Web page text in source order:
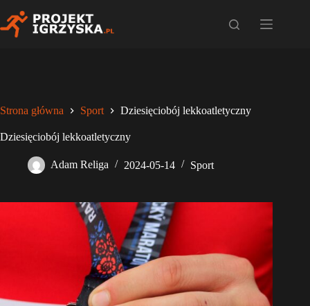
do
treści
Strona główna Sport Dziesięciobój lekkoatletyczny
Dziesięciobój lekkoatletyczny
Adam Religa 2024-05-14 Sport